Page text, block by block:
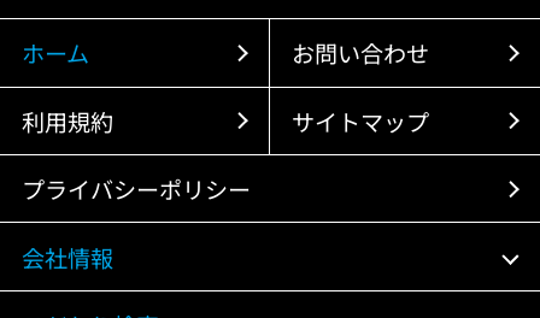
ホーム お問い合わせ
利用規約 サイトマップ
プライバシーポリシー
会社情報